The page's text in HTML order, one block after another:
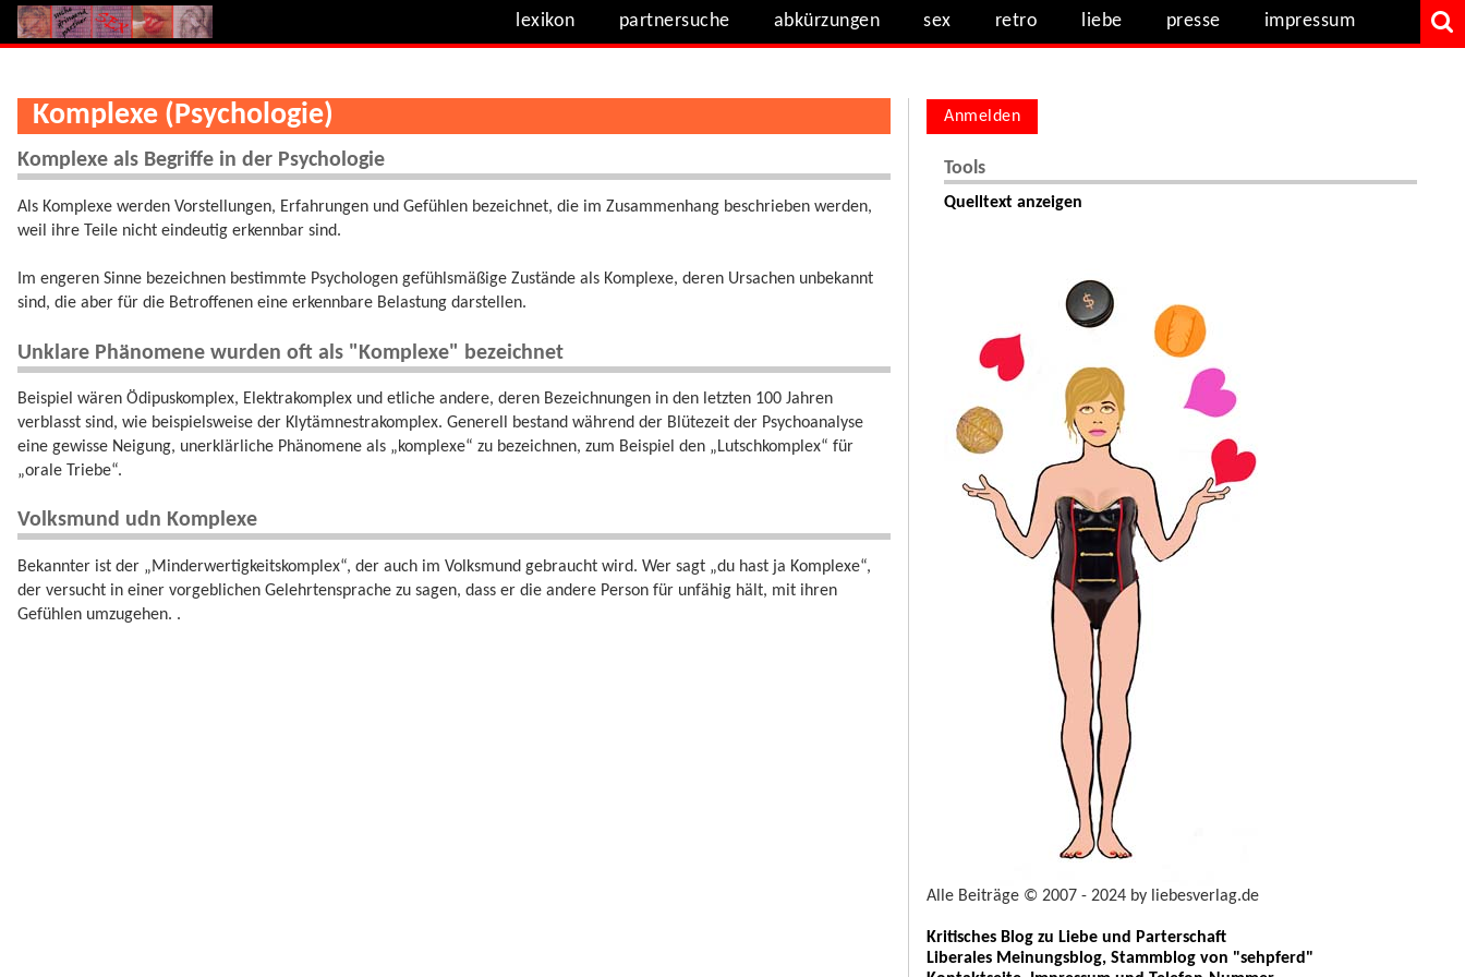
lexikon partnersuche abkürzungen sex retro liebe presse impressum
Komplexe (Psychologie)
Komplexe als Begriffe in der Psychologie
Als Komplexe werden Vorstellungen, Erfahrungen und Gefühlen bezeichnet, die im Zusammenhang beschrieben werden,
weil ihre Teile nicht eindeutig erkennbar sind.
Im engeren Sinne bezeichnen bestimmte Psychologen gefühlsmäßige Zustände als Komplexe, deren Ursachen unbekannt
sind, die aber für die Betroffenen eine erkennbare Belastung darstellen.
Unklare Phänomene wurden oft als "Komplexe" bezeichnet
Beispiel wären Ödipuskomplex, Elektrakomplex und etliche andere, deren Bezeichnungen in den letzten 100 Jahren
verblasst sind, wie beispielsweise der Klytämnestrakomplex. Generell bestand während der Blütezeit der Psychoanalyse
eine gewisse Neigung, unerklärliche Phänomene als „komplexe“ zu bezeichnen, zum Beispiel den „Lutschkomplex“ für
„orale Triebe“.
Volksmund udn Komplexe
Bekannter ist der „Minderwertigkeitskomplex“, der auch im Volksmund gebraucht wird. Wer sagt „du hast ja Komplexe“,
der versucht in einer vorgeblichen Gelehrtensprache zu sagen, dass er die andere Person für unfähig hält, mit ihren
Gefühlen umzugehen. .
Anmelden
Tools
Quelltext anzeigen
Alle Beiträge © 2007 - 2024 by liebesverlag.de
Kritisches Blog zu Liebe und Parterschaft
Liberales Meinungsblog, Stammblog von "sehpferd"